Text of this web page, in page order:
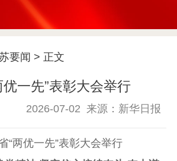
江苏要闻
信息公开制度
信息公开指南
要闻 > 正文
优一先”表彰大会举行
2026-07-02 来源：新华日报
优一先”表彰大会举行